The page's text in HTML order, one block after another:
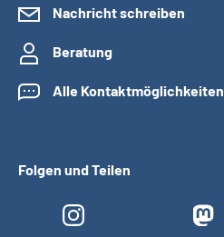
Nachricht schreiben
Beratung
Alle Kontaktmöglichkeiten
Folgen und Teilen